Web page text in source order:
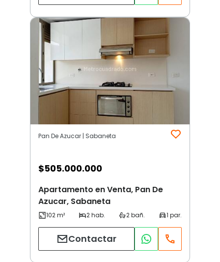
Pan De Azucar | Sabaneta
$505.000.000
Apartamento en Venta, Pan De
Azucar, Sabaneta
Contactar